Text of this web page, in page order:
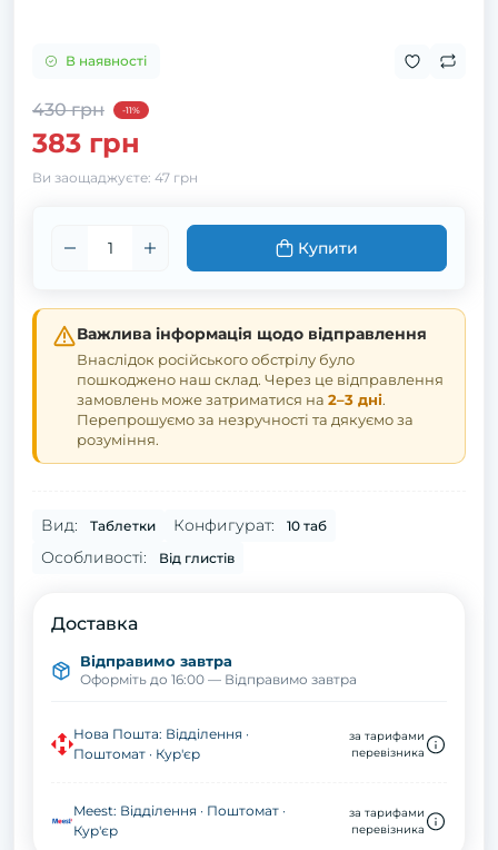
В наявності
430 грн -11%
383 грн
Ви заощаджуєте: 47 грн
Купити
Важлива інформація щодо відправлення
Внаслідок російського обстрілу було
пошкоджено наш склад. Через це відправлення
замовлень може затриматися на 2–3 дні.
Перепрошуємо за незручності та дякуємо за
розуміння.
Вид: Таблетки Конфигурат: 10 таб
Особливості: Від глистів
Доставка
Відправимо завтра
Оформіть до 16:00 — Відправимо завтра
Нова Пошта: Відділення ·
Поштомат · Кур'єр
за тарифами
перевізника
Meest: Відділення · Поштомат ·
Кур'єр
за тарифами
перевізника